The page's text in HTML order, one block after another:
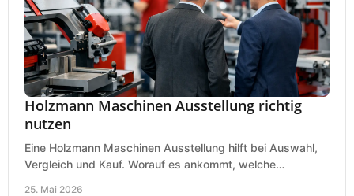
Holzmann Maschinen Ausstellung richtig
nutzen
Eine Holzmann Maschinen Ausstellung hilft bei Auswahl,
Vergleich und Kauf. Worauf es ankommt, welche
25. Mai 2026